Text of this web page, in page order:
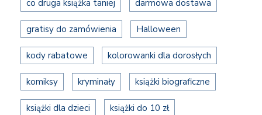
co druga książka taniej darmowa dostawa
gratisy do zamówienia Halloween
kody rabatowe kolorowanki dla dorosłych
komiksy kryminały książki biograficzne
książki dla dzieci książki do 10 zł